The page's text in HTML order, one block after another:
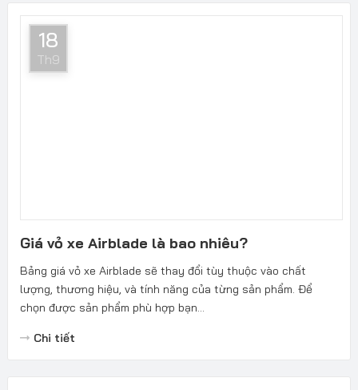
18
Th9
Giá vỏ xe Airblade là bao nhiêu?
Bảng giá vỏ xe Airblade sẽ thay đổi tùy thuộc vào chất
lượng, thương hiệu, và tính năng của từng sản phẩm. Để
chọn được sản phẩm phù hợp bạn...
Chi tiết